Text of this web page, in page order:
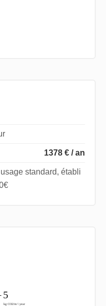
1378 € / an
standard, établi